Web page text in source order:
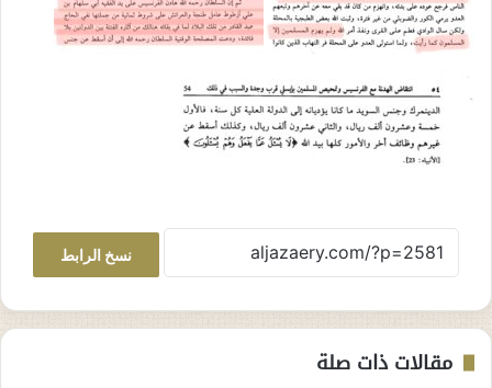
نسخ الرابط
مقالات ذات صلة